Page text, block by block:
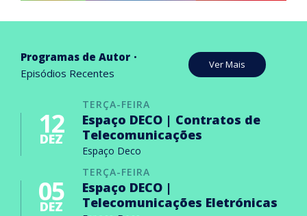
Programas de Autor
Episódios Recentes
Ver Mais
TERÇA-FEIRA
12
DEZ
Espaço DECO | Contratos de
Telecomunicações
Espaço Deco
TERÇA-FEIRA
05
DEZ
Espaço DECO |
Telecomunicações Eletrónicas